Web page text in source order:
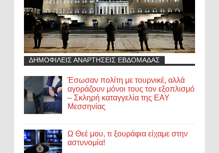
ΔΗΜΟΦΙΛΕΙΣ ΑΝΑΡΤΗΣΕΙΣ ΕΒΔΟΜΑΔΑΣ
Έσωσαν πολίτη με τουρνικέ, αλλά
αγοράζουν μόνοι τους τον εξοπλισμό
– Σκληρή καταγγελία της ΕΑΥ
Μεσσηνίας
Ω Θεέ μου, τι ξουράφια είχαμε στην
αστυνομία!